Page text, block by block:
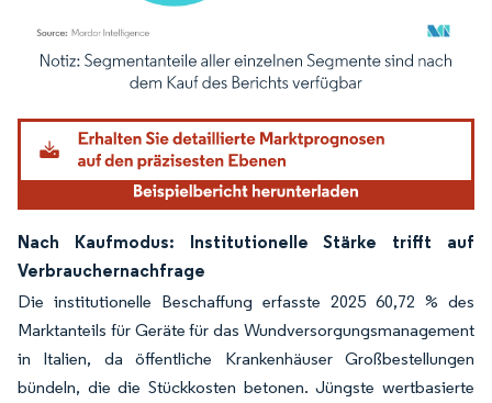
Bild © Mordor Intelligence. Wiederverwendung erfordert Namensnennung
Nach Kaufmodus: Institutionelle Stärke trifft auf
Verbrauchernachfrage
Die institutionelle Beschaffung erfasste 2025 60,72 % des
Marktanteils für Geräte für das Wundversorgungsmanagement
in Italien, da öffentliche Krankenhäuser Großbestellungen
bündeln, die die Stückkosten betonen. Jüngste wertbasierte